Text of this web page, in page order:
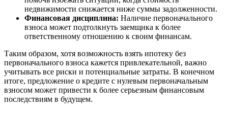
недвижимости снижается ниже суммы задолженности.
Финансовая дисциплина: Наличие первоначального
взноса может подтолкнуть заемщика к более
ответственному отношению к своим финансам.
Таким образом, хотя возможность взять ипотеку без
первоначального взноса кажется привлекательной, важно
учитывать все риски и потенциальные затраты. В конечном
итоге, предложение о кредите с нулевым первоначальным
взносом может привести к более серьезным финансовым
последствиям в будущем.